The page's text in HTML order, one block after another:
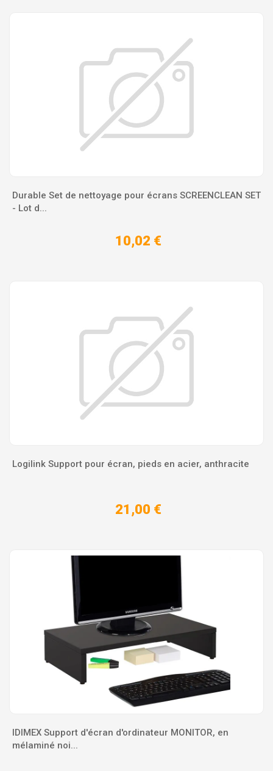
Durable Set de nettoyage pour écrans SCREENCLEAN SET
- Lot d...
10,02 €
Logilink Support pour écran, pieds en acier, anthracite
21,00 €
IDIMEX Support d'écran d'ordinateur MONITOR, en
mélaminé noi...